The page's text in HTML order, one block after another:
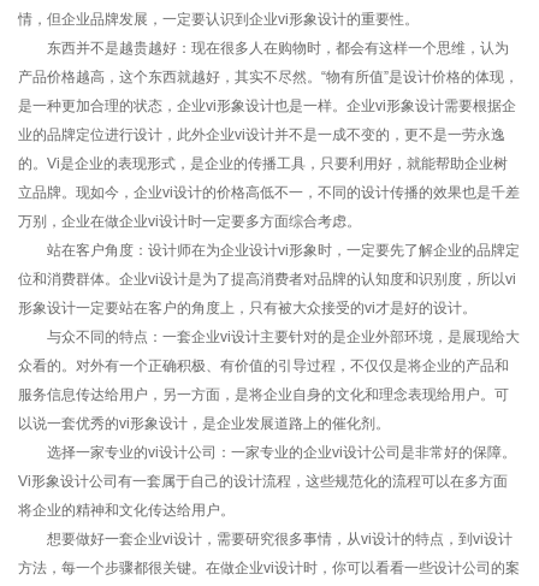
情，但企业品牌发展，一定要认识到企业vi形象设计的重要性。
东西并不是越贵越好：现在很多人在购物时，都会有这样一个思维，认为
产品价格越高，这个东西就越好，其实不尽然。“物有所值”是设计价格的体现，
是一种更加合理的状态，企业vi形象设计也是一样。企业vi形象设计需要根据企
业的品牌定位进行设计，此外企业vi设计并不是一成不变的，更不是一劳永逸
的。Vi是企业的表现形式，是企业的传播工具，只要利用好，就能帮助企业树
立品牌。现如今，企业vi设计的价格高低不一，不同的设计传播的效果也是千差
万别，企业在做企业vi设计时一定要多方面综合考虑。
站在客户角度：设计师在为企业设计vi形象时，一定要先了解企业的品牌定
位和消费群体。企业vi设计是为了提高消费者对品牌的认知度和识别度，所以vi
形象设计一定要站在客户的角度上，只有被大众接受的vi才是好的设计。
与众不同的特点：一套企业vi设计主要针对的是企业外部环境，是展现给大
众看的。对外有一个正确积极、有价值的引导过程，不仅仅是将企业的产品和
服务信息传达给用户，另一方面，是将企业自身的文化和理念表现给用户。可
以说一套优秀的vi形象设计，是企业发展道路上的催化剂。
选择一家专业的vi设计公司：一家专业的企业vi设计公司是非常好的保障。
Vi形象设计公司有一套属于自己的设计流程，这些规范化的流程可以在多方面
将企业的精神和文化传达给用户。
想要做好一套企业vi设计，需要研究很多事情，从vi设计的特点，到vi设计
方法，每一个步骤都很关键。在做企业vi设计时，你可以看看一些设计公司的案